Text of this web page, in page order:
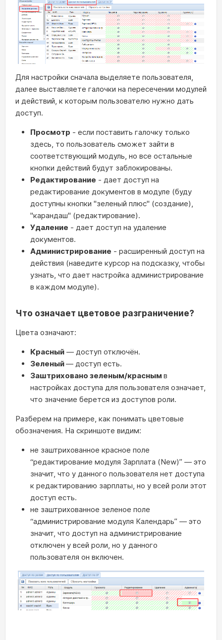
Для настройки сначала выделяете пользователя,
далее выставляете галочки на пересечении модулей
и действий, к которым пользователю нужно дать
доступ.
Просмотр - если поставить галочку только
здесь, то пользователь сможет зайти в
соответствующий модуль, но все остальные
кнопки действий будут заблокированы.
Редактирование - дает доступ на
редактирование документов в модуле (буду
доступны кнопки "зеленый плюс" (создание),
"карандаш" (редактирование).
Удаление - дает доступ на удаление
документов.
Администрирование - расширенный доступ на
действия (наведите курсор на подсказку, чтобы
узнать, что дает настройка администрирование
в каждом модуле).
Что означает цветовое разграничение?
Цвета означают:
Красный — доступ отключён.
Зеленый— доступ есть.
Заштриховано зеленым/красным в
настройках доступа для пользователя означает,
что значение берется из доступов роли.
Разберем на примере, как понимать цветовые
обозначения. На скриншоте видим:
не заштрихованное красное поле
“редактирование модуля Зарплата (New)” — это
значит, что у данного пользователя нет доступа
к редактированию зарплаты, но у всей роли этот
доступ есть.
не заштрихованное зеленое поле
“администрирование модуля Календарь” — это
значит, что доступ на администрирование
отключен у всей роли, но у данного
пользователя он включен.